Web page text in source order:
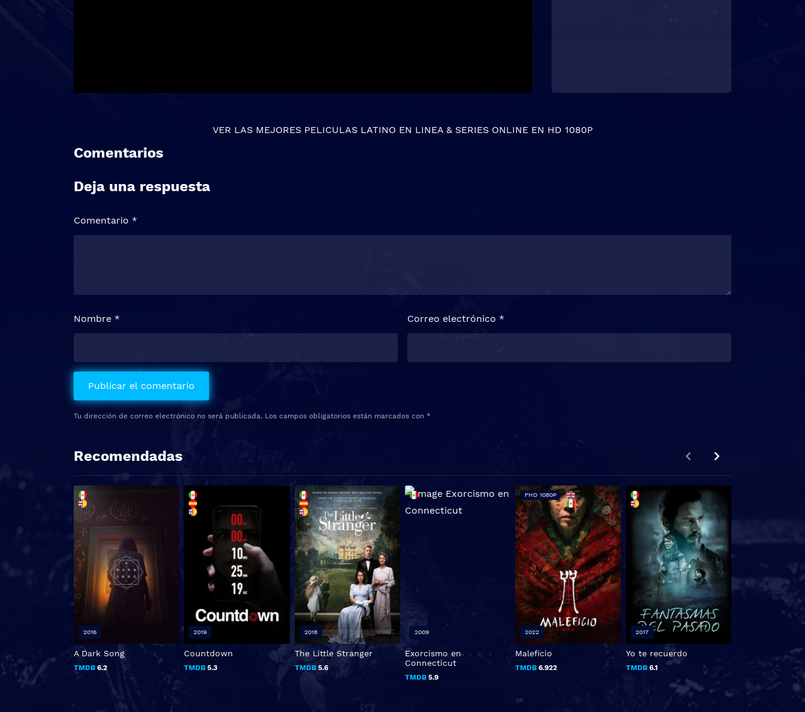
VER LAS MEJORES PELICULAS LATINO EN LINEA& SERIES ONLINEEN HD 1080P
Comentarios
Deja una respuesta
Tu dirección de correo electrónico no será publicada. Los campos obligatorios están marcados con *
Comentario *
Nombre * Correo electrónico *
Recomendadas
A Dark Song
TMDB 6.2
2016
Countdown
TMDB 5.3
2019
The Little Stranger
TMDB5.6
2018
Exorcismo en
Connecticut
TMDB5.9
2009
Maleficio
TMDB 6.922
FHD 1080P
2022
Yo te recuerdo
TMDB6.1
2017
Sinister (2012)